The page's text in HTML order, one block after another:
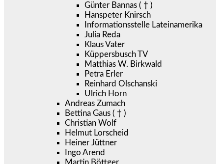
Günter Bannas ( † )
Hanspeter Knirsch
Informationsstelle Lateinamerika
Julia Reda
Klaus Vater
Küppersbusch TV
Matthias W. Birkwald
Petra Erler
Reinhard Olschanski
Ulrich Horn
Andreas Zumach
Bettina Gaus ( † )
Christian Wolf
Helmut Lorscheid
Heiner Jüttner
Ingo Arend
Martin Böttger